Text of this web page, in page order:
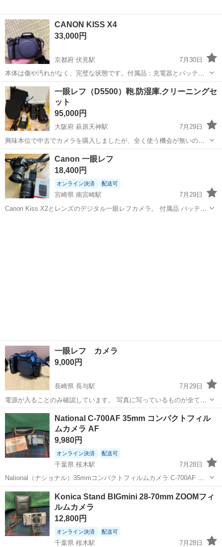
CANON KISS X4
33,000円
京都府 伏見駅
7月30日
本体は傷や汚れがなく、完璧な状態です。付属品：充電器とバッテリ
ー。
京都 京都市 伏見駅 カメラ
一眼レフ（D5500）鞄.防湿庫.クリーニングセ
ット
95,000円
大阪府 萩原天神駅
7月29日
興味本位で中古でカメラを購入しましたが、全く使う機会が無いので
誰が全てセットで購入してくださる方よろしくお願いします。 一眼レ
フ D5500 購入した時でシャッター数 6000回程度って聞いてるので
購入後もそこまで利用頻...
大阪 堺市 萩原天神駅
Canon 一眼レフ
18,400円
オンライン決済 配送可
宮崎県 南宮崎駅
7月29日
Canon Kiss X2とレンズのデジタル一眼レフカメラ。 付属品 バッテリ
一眼レフ カメラ
9,000円
長崎県 長与駅
7月29日
電源が入ることのみ確認しています。 写真に写っているものが全てで
す。
長崎 長崎市
National C-700AF 35mm コンパクトフィル
ムカメラ AF
9,980円
オンライン決済 配送可
千葉県 桜木駅
7月28日
National（ナショナル）35mmコンパクトフィルムカメラ C-700AF の
出品です。 純正ケース・取扱説明書付きです。 【付属品】 ・カメラ
本体 ・純正ケース ・取扱説明書 【状態】 ・動作確認は行っておりま
せ...
千葉 千葉市
Konica Stand BIGmini 28-70mm ZOOMフィ
ルムカメラ
12,800円
オンライン決済 配送可
千葉県 桜木駅
7月28日